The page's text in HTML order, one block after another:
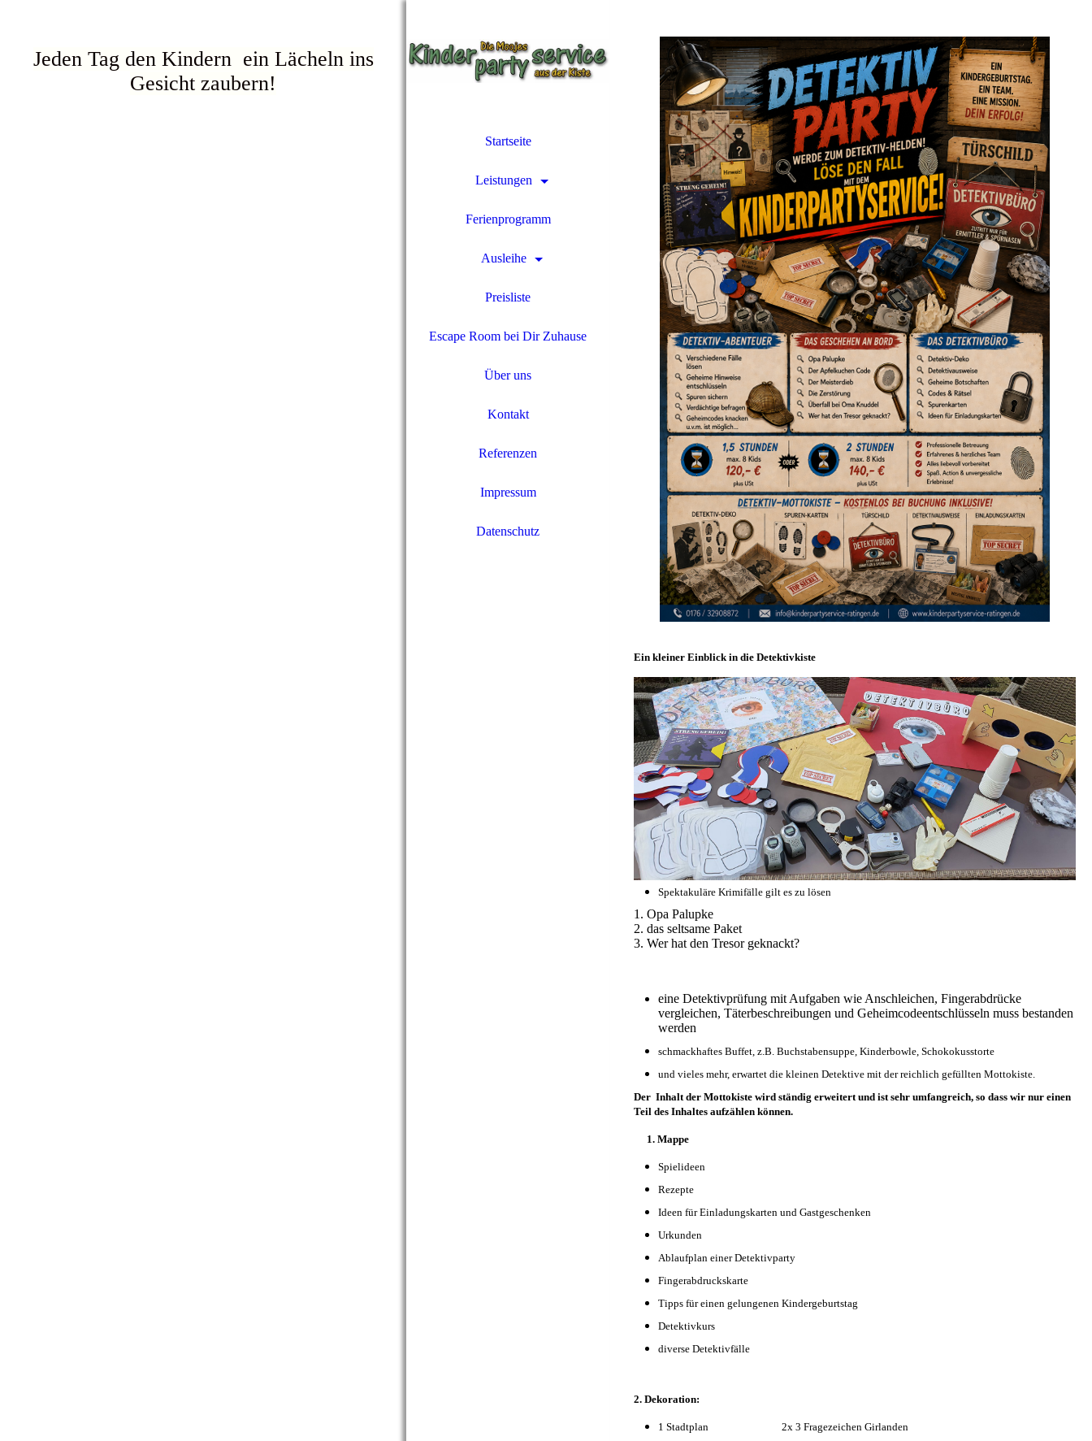
Jeden Tag den Kindern ein Lächeln ins
Gesicht zaubern!
Startseite
Leistungen
Ferienprogramm
Ausleihe
Preisliste
Escape Room bei Dir Zuhause
Über uns
Kontakt
Referenzen
Impressum
Datenschutz
Ein kleiner Einblick in die Detektivkiste
Spektakuläre Krimifälle gilt es zu lösen
1. Opa Palupke
2. das seltsame Paket
3. Wer hat den Tresor geknackt?
eine Detektivprüfung mit Aufgaben wie Anschleichen, Fingerabdrücke
vergleichen, Täterbeschreibungen und Geheimcodeentschlüsseln muss bestanden
werden
schmackhaftes Buffet, z.B. Buchstabensuppe, Kinderbowle, Schokokusstorte
und vieles mehr, erwartet die kleinen Detektive mit der reichlich gefüllten Mottokiste.
Der Inhalt der Mottokiste wird ständig erweitert und ist sehr umfangreich, so dass wir nur einen
Teil des Inhaltes aufzählen können.
1. Mappe
Spielideen
Rezepte
Ideen für Einladungskarten und Gastgeschenken
Urkunden
Ablaufplan einer Detektivparty
Fingerabdruckskarte
Tipps für einen gelungenen Kindergeburtstag
Detektivkurs
diverse Detektivfälle
2. Dekoration:
1 Stadtplan 2x 3 Fragezeichen Girlanden